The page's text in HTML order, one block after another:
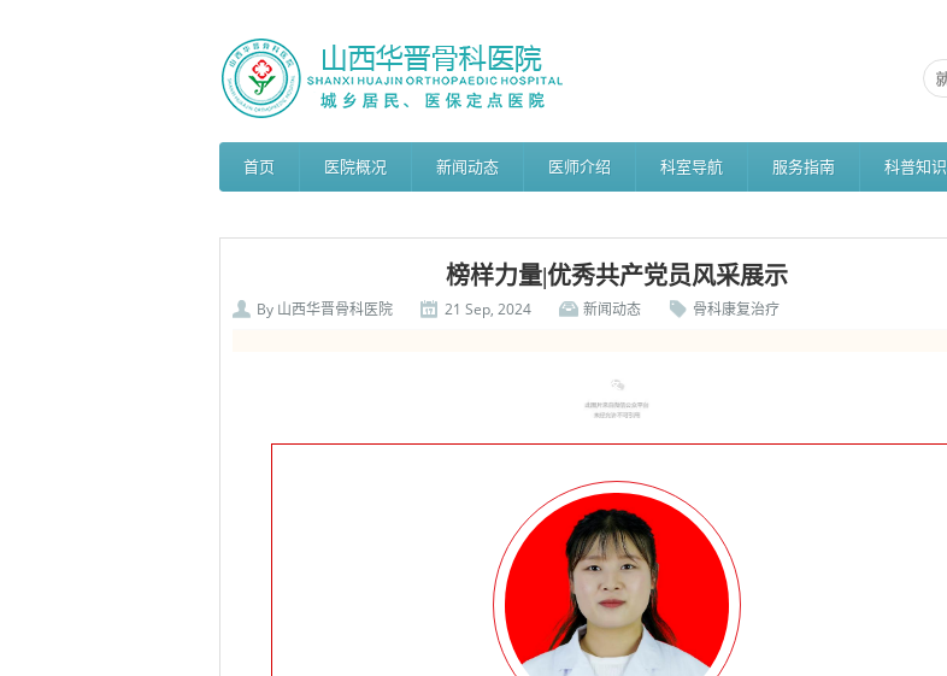
首页 医院概况 新闻动态 医师介绍 科室导航 服务指南 科普知识
榜样力量|优秀共产党员风采展示
By 山西华晋骨科医院 21 Sep, 2024 新闻动态 骨科康复治疗
党员先锋岗 张楠